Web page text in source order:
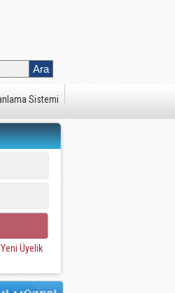
Sistemi
Yeni Üyelik